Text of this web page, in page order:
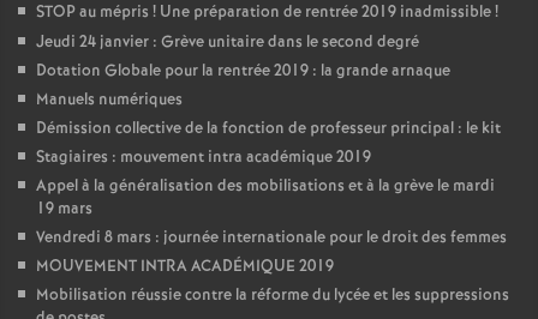
STOP au mépris ! Une préparation de rentrée 2019 inadmissible!
Jeudi 24 janvier : Grève unitaire dans le second degré
Dotation Globale pour la rentrée 2019 : la grande arnaque
Manuels numériques
Démission collective de la fonction de professeur principal : le kit
Stagiaires : mouvement intra académique 2019
Appel à la généralisation des mobilisations et à la grève le mardi
19 mars
Vendredi 8 mars : journée internationale pour le droit des femmes
MOUVEMENT INTRA ACADÉMIQUE 2019
Mobilisation réussie contre la réforme du lycée et les suppressions